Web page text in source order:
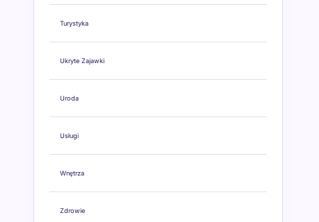
Turystyka
Ukryte Zajawki
Uroda
Usługi
Wnętrza
Zdrowie